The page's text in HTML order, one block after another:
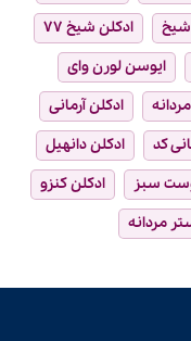
شیخ
ادکلن شیخ ۷۷
ایوسن لورن وای
ادکلن آرمانی
کد
ادکلن دانهیل
سبز
ادکلن کنزو
مردانه